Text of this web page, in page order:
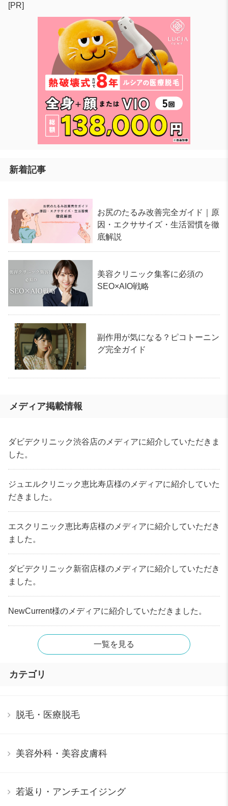
[PR]
新着記事
お尻のたるみ改善完全ガイド｜原
因・エクササイズ・生活習慣を徹
底解説
美容クリニック集客に必須の
SEO×AIO戦略
副作用が気になる？ピコトーニン
グ完全ガイド
メディア掲載情報
ダビデクリニック渋谷店のメディアに紹介していただきま
した。
ジュエルクリニック恵比寿店様のメディアに紹介していた
だきました。
エスクリニック恵比寿店様のメディアに紹介していただき
ました。
ダビデクリニック新宿店様のメディアに紹介していただき
ました。
NewCurrent様のメディアに紹介していただきました。
一覧を見る
カテゴリ
脱毛・医療脱毛
美容外科・美容皮膚科
若返り・アンチエイジング